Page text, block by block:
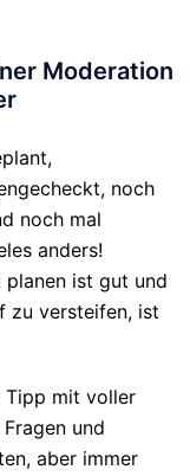
Moderation
noch
noch mal
anders!
ist gut und
zu versteifen, ist
Tipp mit voller
und
aber immer